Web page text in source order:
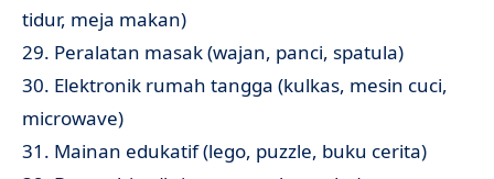
tidur, meja makan)
29. Peralatan masak (wajan, panci, spatula)
30. Elektronik rumah tangga (kulkas, mesin cuci,
microwave)
31. Mainan edukatif (lego, puzzle, buku cerita)